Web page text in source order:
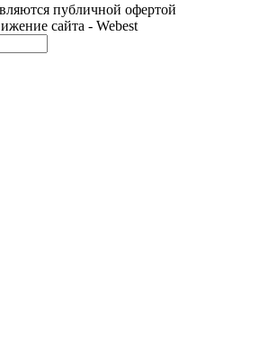
публичной офертой
сайта - Webest